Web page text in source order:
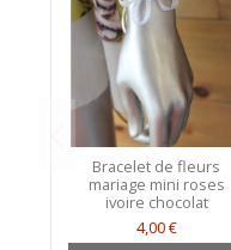
Bracelet de fleurs
mariage mini roses
ivoire chocolat
4,00 €